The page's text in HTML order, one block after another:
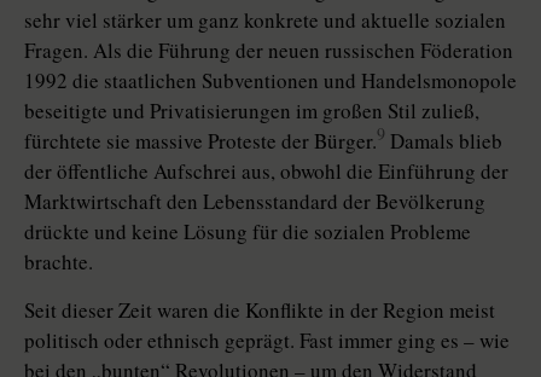
sehr viel stärker um ganz konkrete und aktuelle sozialen
Fragen. Als die Führung der neuen russischen Föderation
1992 die staatlichen Subventionen und Handelsmonopole
beseitigte und Privatisierungen im großen Stil zuließ,
fürchtete sie massive Proteste der Bürger.9 Damals blieb
der öffentliche Aufschrei aus, obwohl die Einführung der
Marktwirtschaft den Lebensstandard der Bevölkerung
drückte und keine Lösung für die sozialen Probleme
brachte.
Seit dieser Zeit waren die Konflikte in der Region meist
politisch oder ethnisch geprägt. Fast immer ging es – wie
bei den „bunten“ Revolutionen – um den Widerstand